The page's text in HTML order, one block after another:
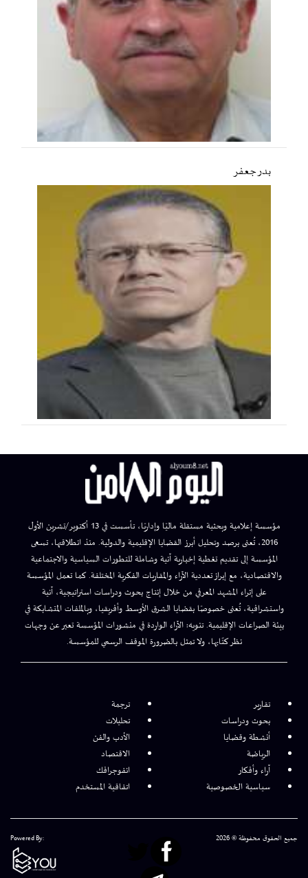
بدر جعفر
مؤسسة إعلامية وبحثية مستقلة ماليًا وإداريًا، تأسست في 13 أكتوبر/تشرين الأول
2016، تُعنى برصد وتحليل أبرز القضايا الإقليمية والدولية. منذ انطلاقتها، تسعى
المؤسسة إلى تقديم تغطية إخبارية آنية وشاملة للتطورات السياسية والاجتماعية
والاقتصادية، مع إبراز تعددية الآراء والمقاربات الفكرية المختلفة. كما تعمل المؤسسة
على إثراء المشهد المعرفي من خلال إنتاج بحوث ودراسات استراتيجية، آنية
واستشرافية، تُعنى خصوصًا بقضايا الشرق الأوسط وأفريقيا، وبالملفات المتشابكة في
بيئة الصراعات الإقليمية. تنويه: الآراء الواردة في منشورات المؤسسة تعبر عن وجهات
نظر كتّابها، ولا تمثل بالضرورة الموقف الرسمي للمؤسسة.
تقارير
ترجمة
بحوث ودراسات
تحليلات
أنشطة وقضايا
الأدب والفن
الرياضة
الاقتصاد
آراء وأفكار
انفوجرافك
سياسية الخصوصية
اتفاقية المستخدم
جميع الحقوق محفوظة © 2026 Powered By: